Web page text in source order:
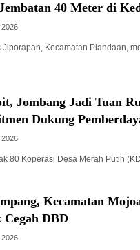
40 Meter di
2026
Jiporapah, Kecamatan Plandaan,
Jombang Jadi Tuan
Dukung
2026
80 Koperasi Desa Merah Putih
Kecamatan
DBD
2026